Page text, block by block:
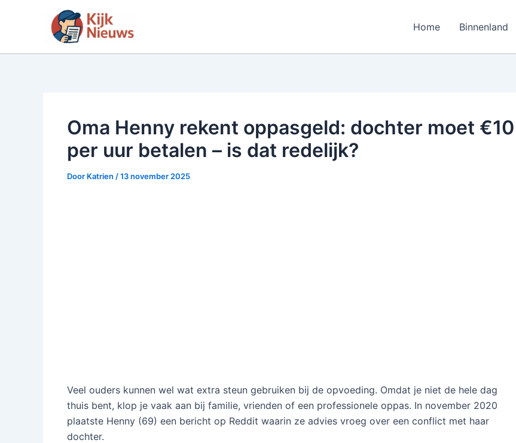
inhoud
Home Binnenland
Oma Henny rekent oppasgeld: dochter moet €10
per uur betalen – is dat redelijk?
Door Katrien /13 november 2025
Veel ouders kunnen wel wat extra steun gebruiken bij de opvoeding. Omdat je niet de hele dag
thuis bent, klop je vaak aan bij familie, vrienden of een professionele oppas. In november 2020
plaatste Henny (69) een bericht op Reddit waarin ze advies vroeg over een conflict met haar
dochter.